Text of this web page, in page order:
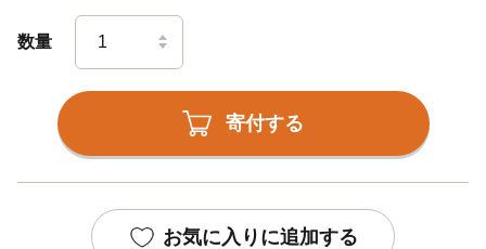
数量
寄付する
お気に入りに追加する